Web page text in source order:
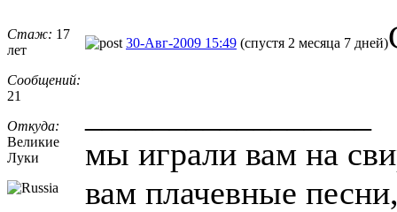
Стаж: 17
лет
Сообщений:
21
Откуда:
Великие
Луки
30-Авг-2009 15:49 (спустя 2 месяца 7 дней)
мы играли вам на
вам плачевные